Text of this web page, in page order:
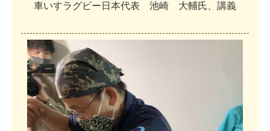
車いすラグビー 日 本代表 池崎 大輔氏 講義